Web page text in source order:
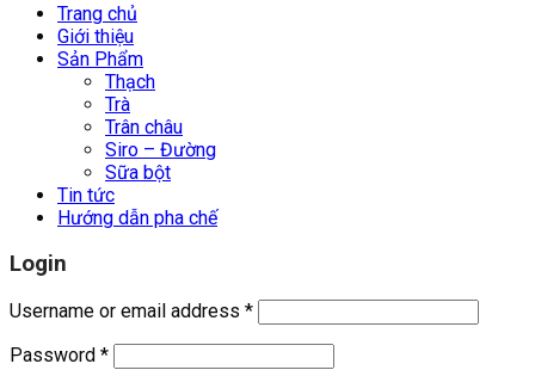
Trang chủ
Giới thiệu
Sản Phẩm
Thạch
Trà
Trân châu
Siro – Đường
Sữa bột
Tin tức
Hướng dẫn pha chế
Login
Username or email address *
Password *